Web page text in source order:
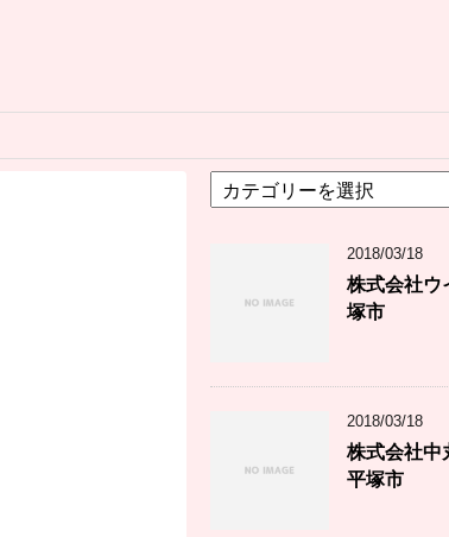
テ
2018/03/18
株式会社
塚市
2018/03/18
株式会社
平塚市